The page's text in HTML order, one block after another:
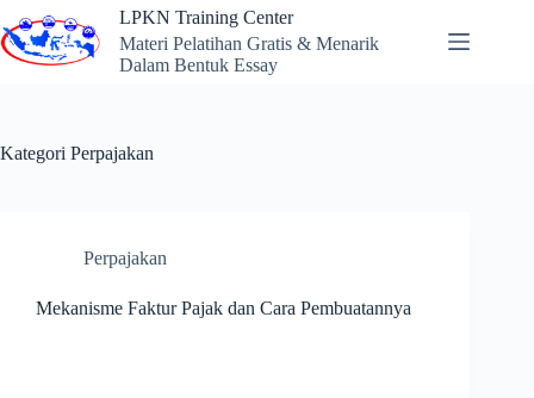
to
content
LPKN Training Center
Materi Pelatihan Gratis & Menarik
Dalam Bentuk Essay
Kategori Perpajakan
Perpajakan
Mekanisme Faktur Pajak dan Cara Pembuatannya